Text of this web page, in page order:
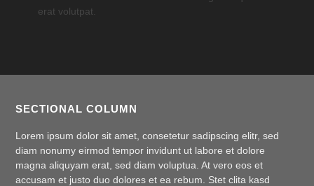
erat volutpat.
SECTIONAL COLUMN
Lorem ipsum dolor sit amet, consetetur sadipscing elitr, sed
diam nonumy eirmod tempor invidunt ut labore et dolore
magna aliquyam erat, sed diam voluptua. At vero eos et
accusam et justo duo dolores et ea rebum. Stet clita kasd